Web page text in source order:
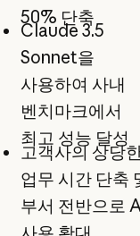
50% 단축
Claude 3.5
Sonnet을
사용하여 사내
벤치마크에서
최고 성능 달성
고객사의 상당
업무 시간 단축
부서 전반으로